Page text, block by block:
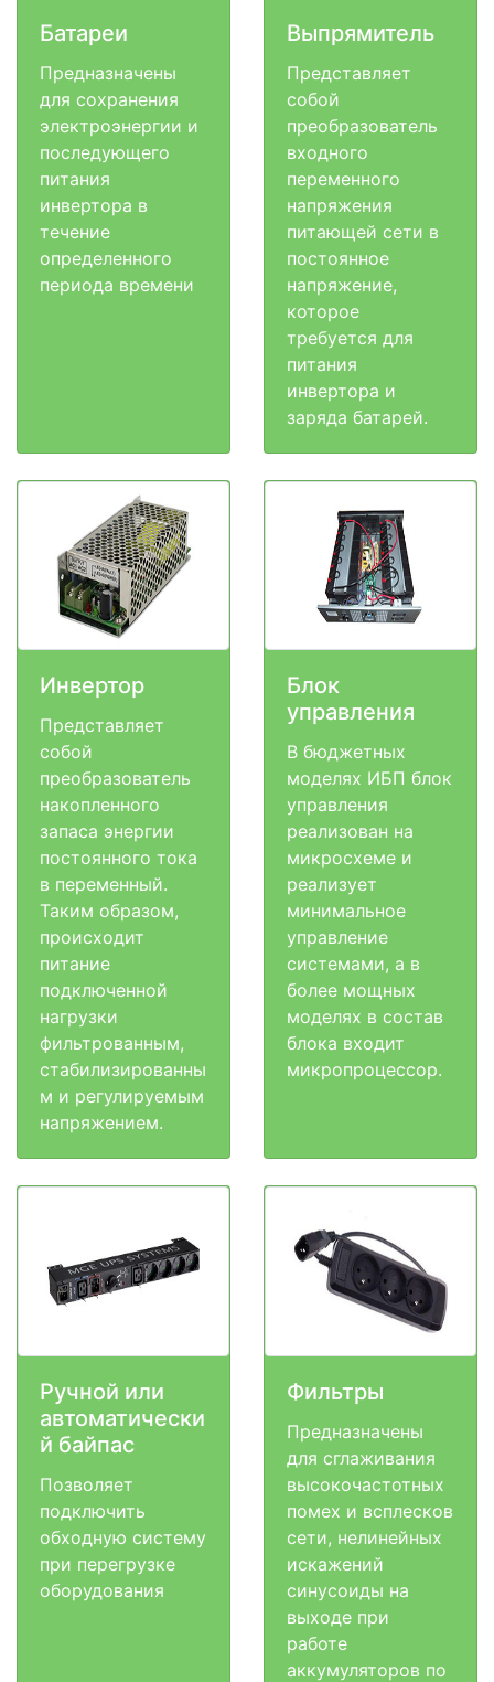
Батареи
Предназначены
для сохранения
электроэнергии и
последующего
питания
инвертора в
течение
определенного
периода времени
Выпрямитель
Представляет
собой
преобразователь
входного
переменного
напряжения
питающей сети в
постоянное
напряжение,
которое
требуется для
питания
инвертора и
заряда батарей.
Инвертор
Представляет
собой
преобразователь
накопленного
запаса энергии
постоянного тока
в переменный.
Таким образом,
происходит
питание
подключенной
нагрузки
фильтрованным,
стабилизированны
м и регулируемым
напряжением.
Блок
управления
В бюджетных
моделях ИБП блок
управления
реализован на
микросхеме и
реализует
минимальное
управление
системами, а в
более мощных
моделях в состав
блока входит
микропроцессор.
Ручной или
автоматически
й байпас
Позволяет
подключить
обходную систему
при перегрузке
оборудования
Фильтры
Предназначены
для сглаживания
высокочастотных
помех и всплесков
сети, нелинейных
искажений
синусоиды на
выходе при
работе
аккумуляторов по